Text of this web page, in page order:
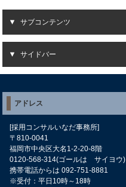
サブコンテンツ
サイドバー
アドレス
[採用コンサルいなだ事務所]
〒810-0041
福岡市中央区大名1-2-20-8階
0120-568-314(ゴールは サイヨウ)
携帯電話からは 092-751-8881
※受付：平日10時～18時